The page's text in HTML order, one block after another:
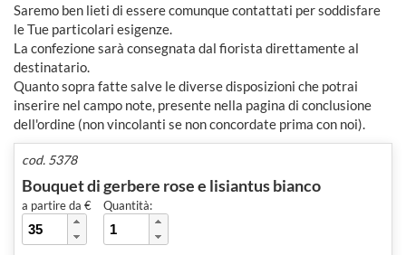
Saremo ben lieti di essere comunque contattati per soddisfare
le Tue particolari esigenze.
La confezione sarà consegnata dal fiorista direttamente al
destinatario.
Quanto sopra fatte salve le diverse disposizioni che potrai
inserire nel campo note, presente nella pagina di conclusione
dell'ordine (non vincolanti se non concordate prima con noi).
cod. 5378
Bouquet di gerbere rose e lisiantus bianco
a partire da € Quantità: